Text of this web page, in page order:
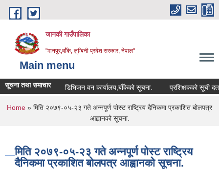
Skip to main content
जानकी गाउँपालिका
"मानपुर,बाँके, लुम्बिनी प्रदेश सरकार, नेपाल"
Main menu
सूचना तथा समाचारडिभिजन वन कार्यालय,बाँकेको सूचना. प्रशिक्षकको सूची दर्ता
You are here
Home » मिति २०७९-०५-२३ गते अन्नपूर्ण पोस्ट राष्ट्रिय दैनिकमा प्रकाशित बोलपत्र
आह्वानको सूचना.
मिति २०७९-०५-२३ गते अन्नपूर्ण पोस्ट राष्ट्रिय
दैनिकमा प्रकाशित बोलपत्र आह्वानको सूचना.